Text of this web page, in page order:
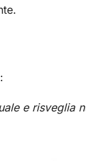
e risveglia